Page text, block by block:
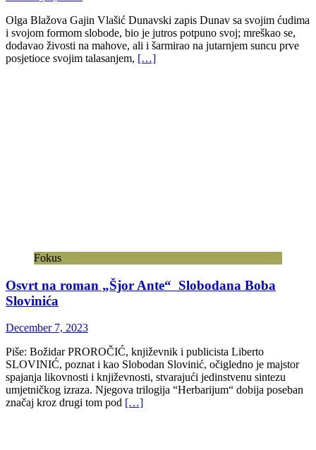
Olga Blažova Gajin Vlašić Dunavski zapis Dunav sa svojim ćudima
i svojom formom slobode, bio je jutros potpuno svoj; mreškao se,
dodavao živosti na mahove, ali i šarmirao na jutarnjem suncu prve
posjetioce svojim talasanjem, […]
Fokus
Osvrt na roman „Šjor Ante“ Slobodana Boba
Slovinića
December 7, 2023
Piše: Božidar PROROČIĆ, književnik i publicista Liberto
SLOVINIĆ, poznat i kao Slobodan Slovinić, očigledno je majstor
spajanja likovnosti i književnosti, stvarajući jedinstvenu sintezu
umjetničkog izraza. Njegova trilogija “Herbarijum“ dobija poseban
značaj kroz drugi tom pod […]